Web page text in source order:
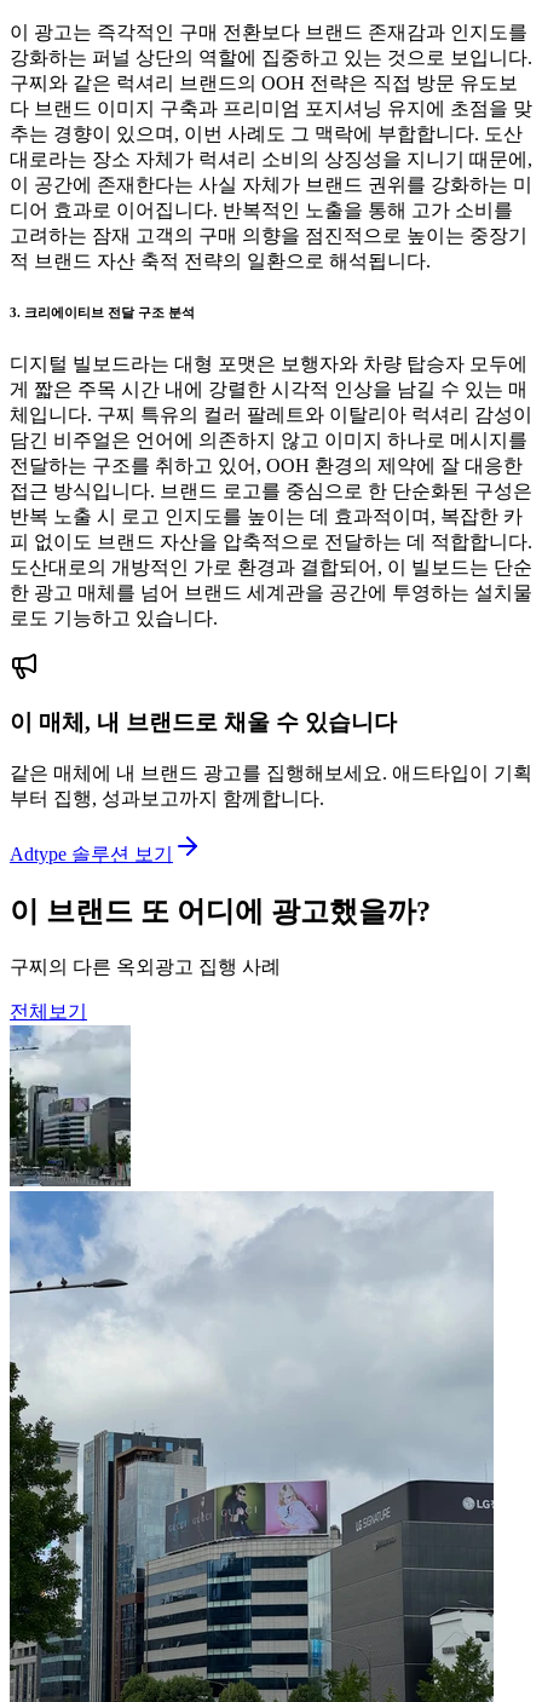
이 광고는 즉각적인 구매 전환보다 브랜드 존재감과 인지도를
강화하는 퍼널 상단의 역할에 집중하고 있는 것으로 보입니다.
구찌와 같은 럭셔리 브랜드의 OOH 전략은 직접 방문 유도보
다 브랜드 이미지 구축과 프리미엄 포지셔닝 유지에 초점을 맞
추는 경향이 있으며, 이번 사례도 그 맥락에 부합합니다. 도산
대로라는 장소 자체가 럭셔리 소비의 상징성을 지니기 때문에,
이 공간에 존재한다는 사실 자체가 브랜드 권위를 강화하는 미
디어 효과로 이어집니다. 반복적인 노출을 통해 고가 소비를
고려하는 잠재 고객의 구매 의향을 점진적으로 높이는 중장기
적 브랜드 자산 축적 전략의 일환으로 해석됩니다.
3. 크리에이티브 전달 구조 분석
디지털 빌보드라는 대형 포맷은 보행자와 차량 탑승자 모두에
게 짧은 주목 시간 내에 강렬한 시각적 인상을 남길 수 있는 매
체입니다. 구찌 특유의 컬러 팔레트와 이탈리아 럭셔리 감성이
담긴 비주얼은 언어에 의존하지 않고 이미지 하나로 메시지를
전달하는 구조를 취하고 있어, OOH 환경의 제약에 잘 대응한
접근 방식입니다. 브랜드 로고를 중심으로 한 단순화된 구성은
반복 노출 시 로고 인지도를 높이는 데 효과적이며, 복잡한 카
피 없이도 브랜드 자산을 압축적으로 전달하는 데 적합합니다.
도산대로의 개방적인 가로 환경과 결합되어, 이 빌보드는 단순
한 광고 매체를 넘어 브랜드 세계관을 공간에 투영하는 설치물
로도 기능하고 있습니다.
이 매체, 내 브랜드로 채울 수 있습니다
같은 매체에 내 브랜드 광고를 집행해보세요. 애드타입이 기획
부터 집행, 성과보고까지 함께합니다.
Adtype 솔루션 보기
이 브랜드 또 어디에 광고했을까?
구찌의 다른 옥외광고 집행 사례
전체보기